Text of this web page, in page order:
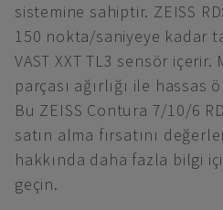
sistemine sahiptir. ZEISS
150 nokta/saniyeye kadar
VAST XXT TL3 sensör
parçası ağırlığı ile
Bu ZEISS Contura 7/10/6
satın alma fırsatını
hakkında daha fazla bilgi
geçin.